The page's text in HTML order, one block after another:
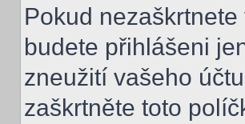
Pokud nezaškrtnete
budete přihlášeni
zneužití vašeho
zaškrtněte toto